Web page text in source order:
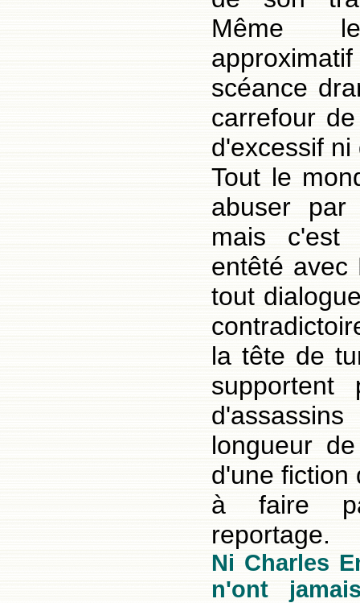
Même le
scéance
carrefour
d'excessif
Tout le
abuser par
mais c'est
entêté avec
tout
la tête de
supportent
longueur
d'une fiction
à faire
reportage.
Ni Charles
n'ont